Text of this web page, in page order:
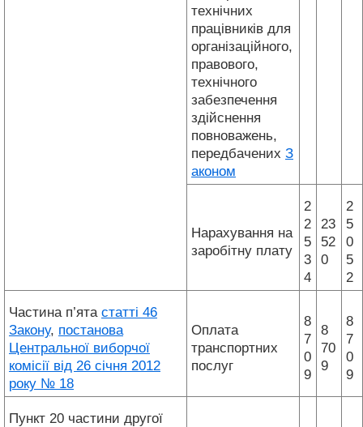
технічних
працівників для
організаційного,
правового,
технічного
забезпечення
здійснення
повноважень,
передбачених З
аконом
Нарахування на
заробітну плату
2
2
5
3
4
23
52
0
2
5
0
5
2
Частина п’ята статті 46
Закону, постанова
Центральної виборчої
комісії від 26 січня 2012
року № 18
Оплата
транспортних
послуг
8
7
0
9
8
70
9
8
7
0
9
Пункт 20 частини другої